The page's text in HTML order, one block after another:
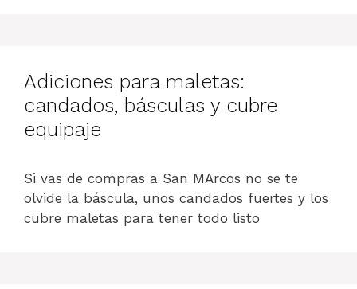
Adiciones para maletas:
candados, básculas y cubre
equipaje
Si vas de compras a San MArcos no se te
olvide la báscula, unos candados fuertes y los
cubre maletas para tener todo listo